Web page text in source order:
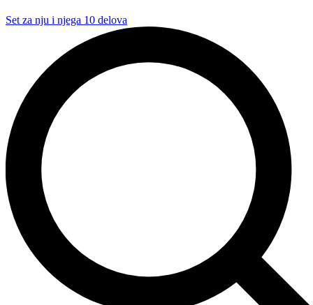
Set za nju i njega 10 delova